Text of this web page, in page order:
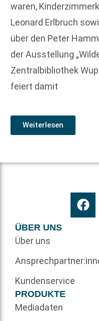
waren,
Leonard Erlbruch
über den Peter
der Ausstellung
Zentralbibliothek
feiert damit
Weiterlesen
ÜBER UNS
Über uns
Kundenservice
PRODUKTE
Mediadaten